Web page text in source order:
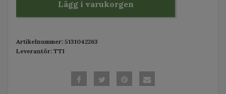
Lägg i varukorgen
Artikelnummer: 5131042263
Leverantör: TTI